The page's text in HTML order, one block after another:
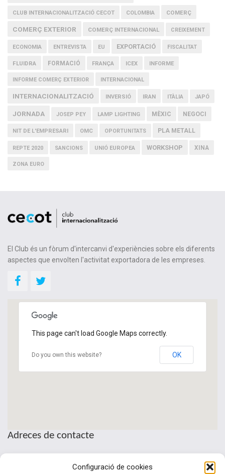
Configuració de cookies
CLUB INTERNACIONALITZACIÓ CECOT COLOMBIA COMERÇ
COMERÇ EXTERIOR COMERÇ INTERNACIONAL CREIXEMENT
ECONOMIA ENTREVISTA EU EXPORTACIÓ FISCALITAT
FLUIDRA FORMACIÓ FRANÇA ICEX INFORME
INFORME COMERÇ EXTERIOR INTERNACIONAL
INTERNACIONALITZACIÓ INVERSIÓ IRAN ITÀLIA JAPÓ
JORNADA JOSEP PEY LAMP LIGHTING MÈXIC NEGOCI
NIT DE L'EMPRESARI OMC OPORTUNITATS PLA METALL
REPTE 2020 SANCIONS UNIÓ EUROPEA WORKSHOP XINA
ZONA EURO
El Club és un fòrum d'intercanvi d'experiències sobre els diferents
aspectes que envolten l'activitat exportadora de les empreses.
This page can't load Google Maps correctly.
Do you own this website? OK
Adreces de contacte